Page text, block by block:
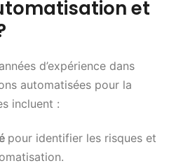
et
d’expérience dans
automatisées pour la
incluent :
pour identifier les risques et